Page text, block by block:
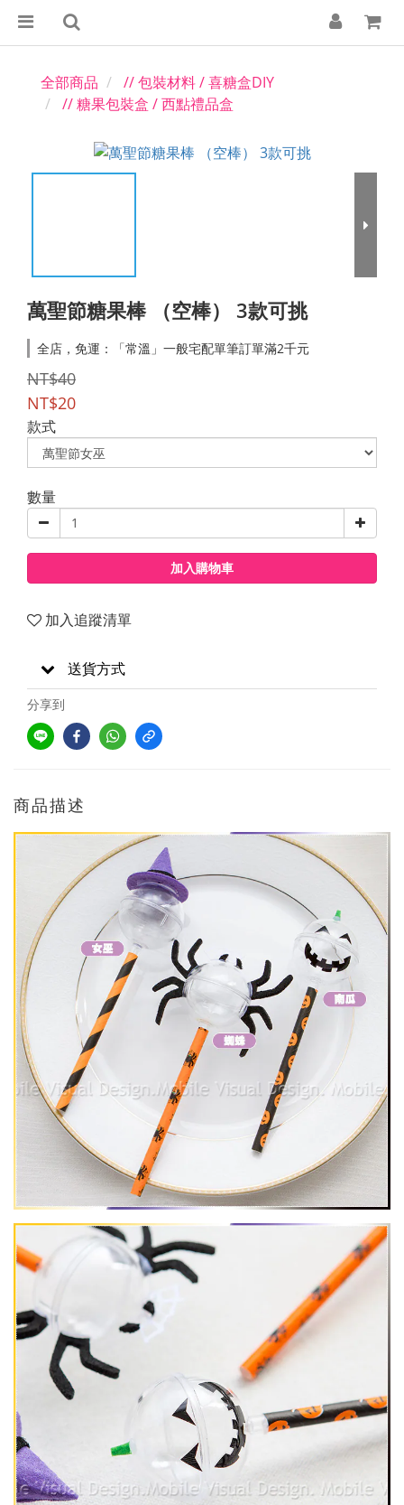
全部商品
// 包裝材料 / 喜糖盒DIY
// 糖果包裝盒 / 西點禮品盒
萬聖節糖果棒 （空棒） 3款可挑
全店，免運：「常溫」一般宅配單筆訂單滿2千元
NT$40
NT$20
款式
數量
加入購物車
加入追蹤清單
送貨方式
分享到
商品描述